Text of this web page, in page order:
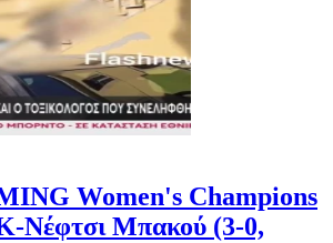
Women's Champions
Νέφτσι Μπακού (3-0,